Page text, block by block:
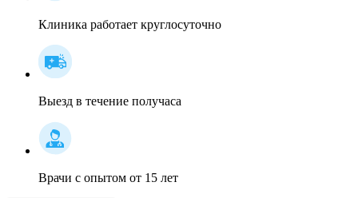
Клиника работает круглосуточно
Выезд в течение получаса
Врачи с опытом от 15 лет